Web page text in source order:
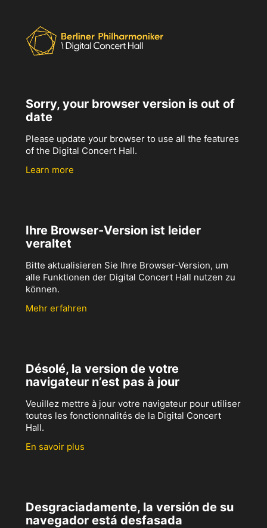
Sorry, your browser version is out of
date
Please update your browser to use all the features
of the Digital Concert Hall.
Learn more
Ihre Browser-Version ist leider
veraltet
Bitte aktualisieren Sie Ihre Browser-Version, um
alle Funktionen der Digital Concert Hall nutzen zu
können.
Mehr erfahren
Désolé, la version de votre
navigateur n’est pas à jour
Veuillez mettre à jour votre navigateur pour utiliser
toutes les fonctionnalités de la Digital Concert
Hall.
En savoir plus
Desgraciadamente, la versión de su
navegador está desfasada